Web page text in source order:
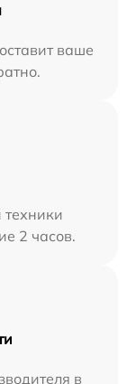
ваше
техники
2 часов.
в